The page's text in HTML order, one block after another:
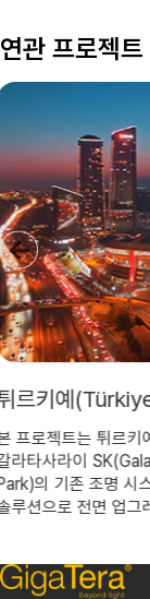
연관 프로젝트
,
일본 모리오
본 프로젝트는
야간 경마 시설
조명 솔루션을
압도적인 에너